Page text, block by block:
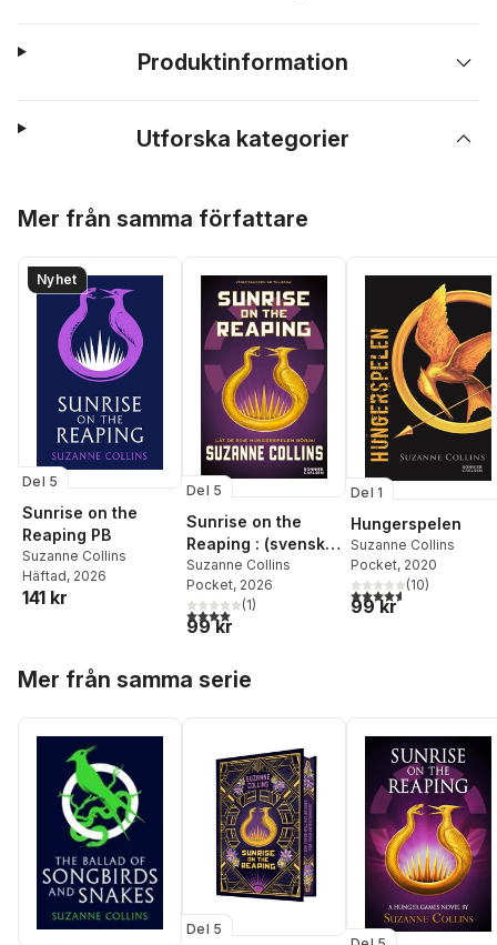
Produktinformation
Utforska kategorier
Mer från samma författare
Nyhet
Del 5
Sunrise on the
Reaping PB
Suzanne Collins
Häftad, 2026
141 kr
Del 5
Sunrise on the
Reaping : (svensk
utgåva)
Suzanne Collins
Pocket, 2026
4,0utav 5 stjärnor. Totalt antal röster:
(1)
99 kr
Del 1
Hungerspelen
Suzanne Collins
Pocket, 2020
4,6utav 5 stjärnor.
(10)
99 kr
Mer från samma serie
Del 5